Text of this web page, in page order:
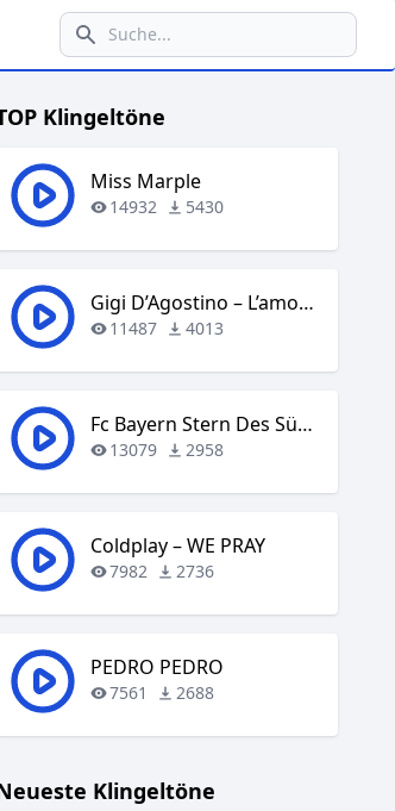
Klingeltöne
Miss Marple
14932 5430
Gigi D’Agostino – L’amour Toujours
11487 4013
Fc Bayern Stern Des Südens
13079 2958
Coldplay – WE PRAY
7982 2736
PEDRO PEDRO
7561 2688
Klingeltöne